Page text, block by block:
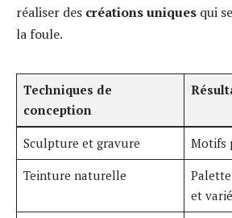
réaliser des créations uniques qui
la foule.
Techniques de
conception
Sculpture et gravure
Motifs
Teinture naturelle
et